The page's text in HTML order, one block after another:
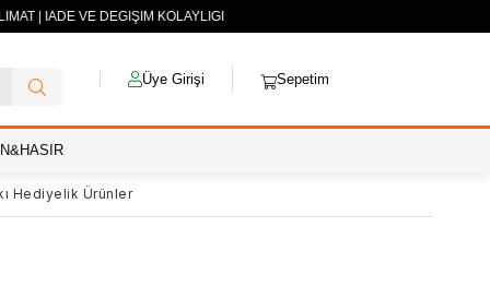
| İADE VE DEĞİŞİM KOLAYLIĞI
Üye Girişi Sepetim
Hediyelik Ürünler